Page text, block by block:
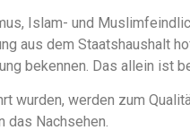
Islam- und
aus dem Staatshaushalt
bekennen. Das allein ist
wurden, werden zum
das Nachsehen.